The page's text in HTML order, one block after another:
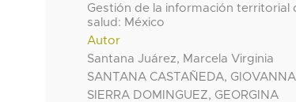
Gestión de la información territorial
salud: México
Autor
Santana Juárez, Marcela Virginia
SANTANA CASTAÑEDA, GIOVANNA
SIERRA DOMINGUEZ, GEORGINA